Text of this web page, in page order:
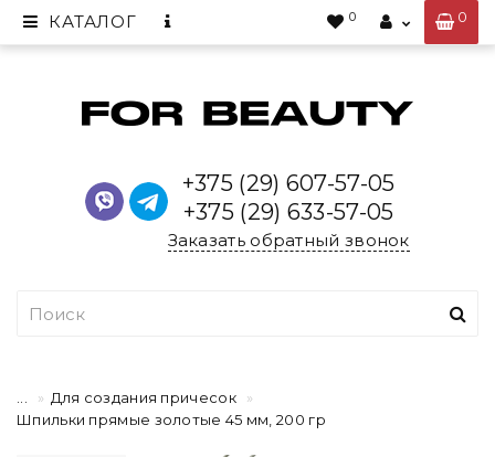
0
КАТАЛОГ 0
+375 (29) 607-57-05
+375 (29) 633-57-05
Заказать обратный звонок
Для создания причесок
Шпильки прямые золотые 45 мм, 200 гр